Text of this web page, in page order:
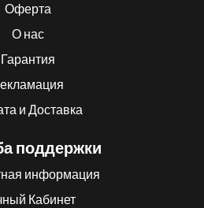
Оферта
О нас
Гарантия
и Доставка
поддержки
информация
Кабинет